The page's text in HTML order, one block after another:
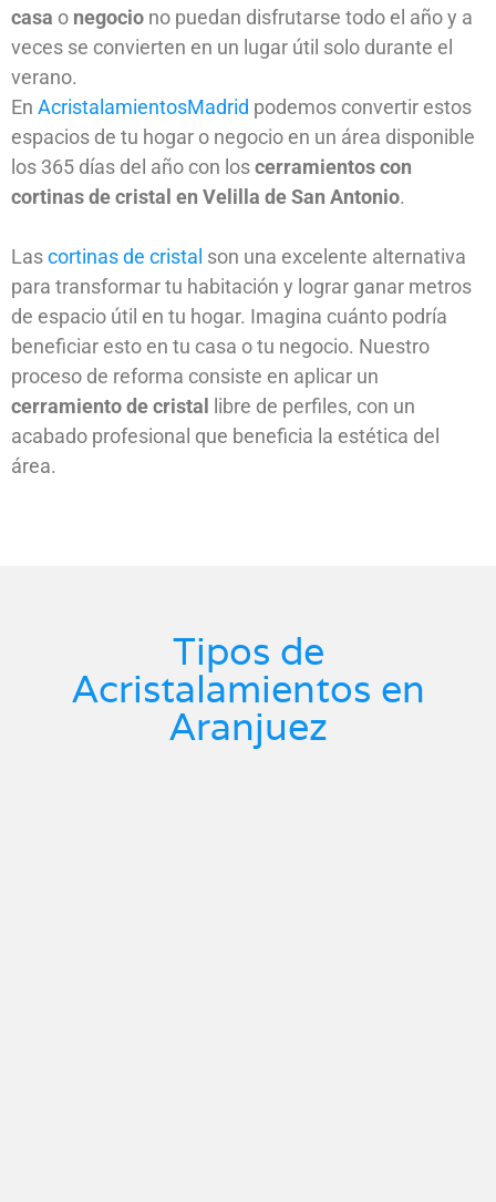
casa o negocio no puedan disfrutarse todo el año y a
veces se convierten en un lugar útil solo durante el
verano.
En AcristalamientosMadrid podemos convertir estos
espacios de tu hogar o negocio en un área disponible
los 365 días del año con loscerramientos con
cortinas de cristal en Velilla de San Antonio.
Lascortinas de cristal son una excelente alternativa
para transformar tu habitación y lograr ganar metros
de espacio útil en tu hogar. Imagina cuánto podría
beneficiar esto en tu casa o tu negocio. Nuestro
proceso de reforma consiste en aplicar un
cerramiento de cristal libre de perfiles, con un
acabado profesional que beneficia la estética del
área.
Tipos de
Acristalamientos en
Aranjuez